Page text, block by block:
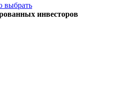
выбрать
инвесторов